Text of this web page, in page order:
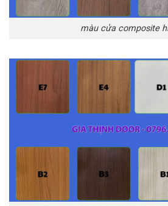
màu cửa composite